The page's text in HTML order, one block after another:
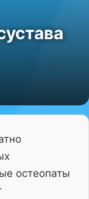
остеопаты